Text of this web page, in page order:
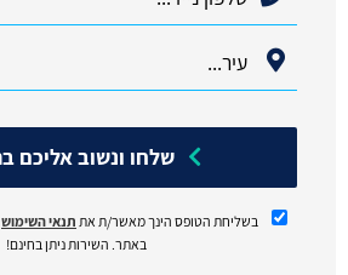
בשליחת הטופס הינך מאשר/ת את תנאי השימוש
באתר. השירות ניתן בחינם!